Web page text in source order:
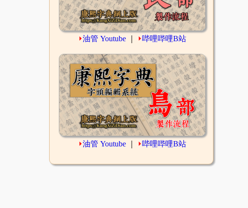
⏵油管 Youtube ⏵哔哩哔哩B站
⏵油管 Youtube ⏵哔哩哔哩B站